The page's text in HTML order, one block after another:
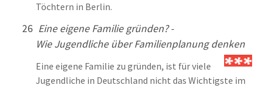
Töchtern in Berlin.
26 Eine eigene Familie gründen? -
Wie Jugendliche über Familienplanung denken
Eine eigene Familie zu gründen, ist für viele
Jugendliche in Deutschland nicht das Wichtigste im